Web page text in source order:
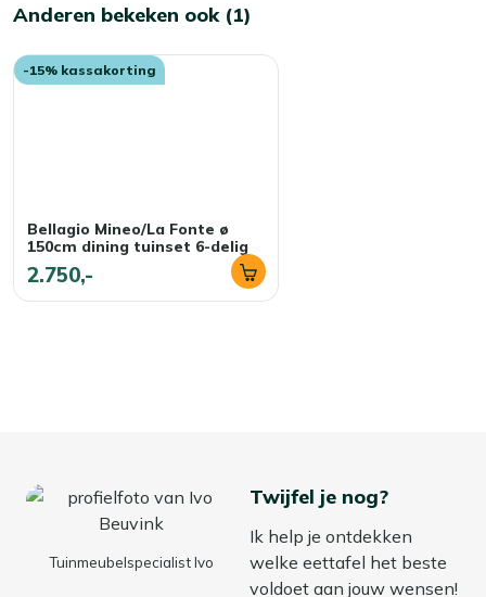
Anderen bekeken ook (1)
-15% kassakorting
Bellagio Mineo/La Fonte ø
150cm dining tuinset 6-delig
2.750,-
Tuinmeubelspecialist Ivo
Twijfel je nog?
Ik help je ontdekken
welke eettafel het beste
voldoet aan jouw wensen!